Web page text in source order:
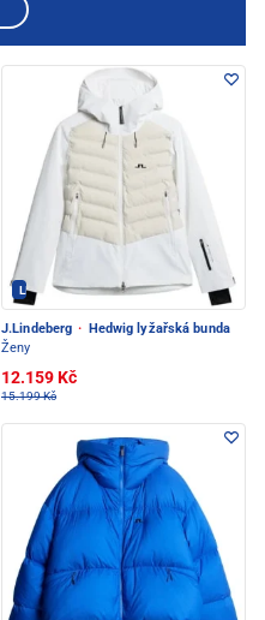
LINDEBERG - PEC POD SNĚŽKOU
J.Lindeberg ·
Hedwig lyžařská bunda
Ženy
12.159 Kč
15.199 Kč